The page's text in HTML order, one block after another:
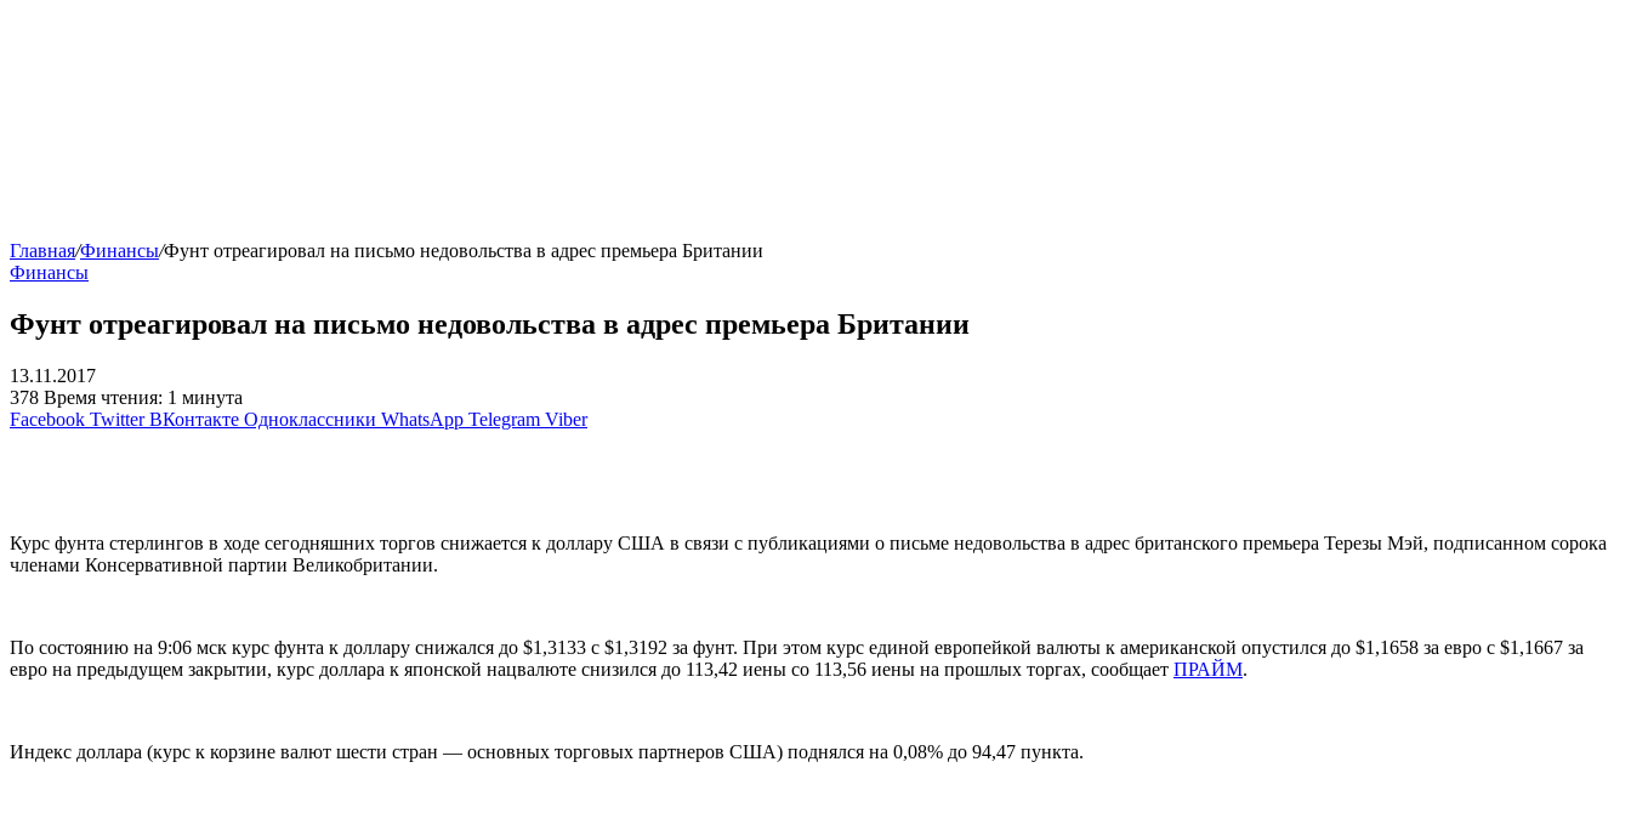
Главная/Финансы/Фунт отреагировал на письмо недовольства в адрес премьера Британии
Финансы
Фунт отреагировал на письмо недовольства в адрес премьера Британии
13.11.2017
378 Время чтения: 1 минута
Facebook Twitter ВКонтакте Одноклассники WhatsApp Telegram Viber
Курс фунта стерлингов в ходе сегодняшних торгов снижается к доллару США в связи с публикациями о письме недовольства в адрес британского премьера Терезы Мэй, подписанном сорока
членами Консервативной партии Великобритании.
По состоянию на 9:06 мск курс фунта к доллару снижался до $1,3133 с $1,3192 за фунт. При этом курс единой европейкой валюты к американской опустился до $1,1658 за евро с $1,1667 за
евро на предыдущем закрытии, курс доллара к японской нацвалюте снизился до 113,42 иены со 113,56 иены на прошлых торгах, сообщает ПРАЙМ.
Индекс доллара (курс к корзине валют шести стран — основных торговых партнеров США) поднялся на 0,08% до 94,47 пункта.